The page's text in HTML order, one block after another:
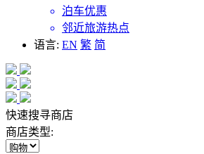
泊车优惠
邻近旅游热点
语言: EN 繁 简
快速搜寻商店
商店类型: